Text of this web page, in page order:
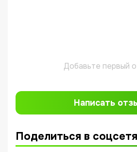
Добавьте первый
Написать
Поделиться в